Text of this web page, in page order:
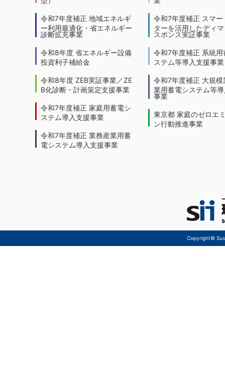
令和7年度補正 地域エネルギ
ー利用最適化・省エネルギー
診断拡充事業
令和8年度 省エネルギー設備
投資利子補給金
令和8年度 ZEB実証事業／ZE
B化診断・計画策定支援事業
令和7年度補正 家庭用蓄電シ
ステム導入支援事業
令和7年度補正 業務産業用蓄
電システム導入支援事業
令和7年度補正 スマー
ターを活用したディ
スポンス実証事業
令和7年度補正 系統用
ステム等導入支援事業
令和7年度補正 大規模
業用蓄電システム等
事業
東京都 家庭のゼロエ
ン行動推進事業
Copyright©